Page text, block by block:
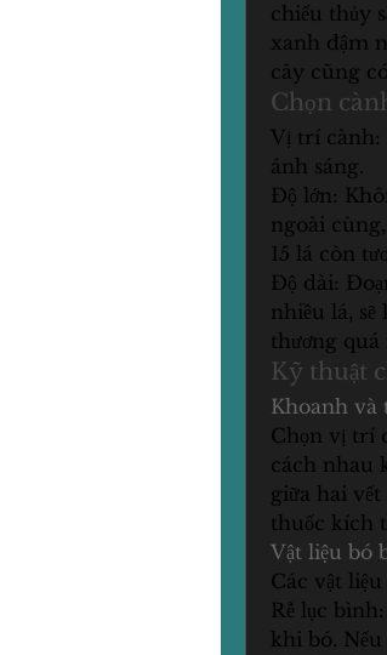
chiếu thủy
xanh đậm
cây cũng
Chọn
Vị trí cành:
ánh sáng.
Độ lớn:
ngoài
15 lá còn
Độ dài:
nhiều lá,
thương quá
Kỹ thuật
Khoanh và
Chọn vị trí
cách nhau
giữa hai
thuốc kích
Vật liệu bó
Các vật
Rễ lục
khi bó.